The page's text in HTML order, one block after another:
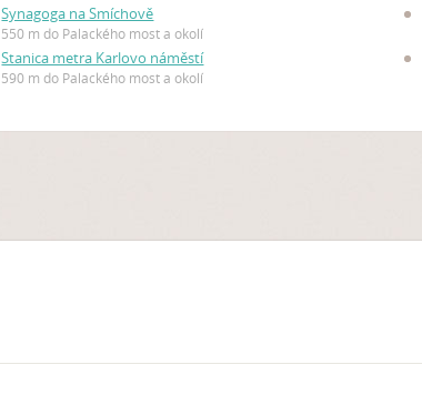
Synagoga na Smíchově
550 m do Palackého most a okolí
Stanica metra Karlovo náměstí
590 m do Palackého most a okolí